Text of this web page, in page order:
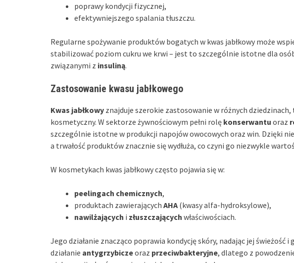
poprawy kondycji fizycznej,
efektywniejszego spalania tłuszczu.
Regularne spożywanie produktów bogatych w kwas jabłkowy może
stabilizować poziom cukru we krwi – jest to szczególnie istotne dla
związanymi z insuliną.
Zastosowanie kwasu jabłkowego
Kwas jabłkowy znajduje szerokie zastosowanie w różnych dziedzinach,
kosmetyczny. W sektorze żywnościowym pełni rolę konserwantu oraz
szczególnie istotne w produkcji napojów owocowych oraz win. Dzięki
a trwałość produktów znacznie się wydłuża, co czyni go niezwykle
W kosmetykach kwas jabłkowy często pojawia się w:
peelingach chemicznych,
produktach zawierających AHA (kwasy alfa-hydroksylowe),
nawilżających i złuszczających właściwościach.
Jego działanie znacząco poprawia kondycję skóry, nadając jej świeżość i
działanie antygrzybiczeoraz przeciwbakteryjne, dlatego z